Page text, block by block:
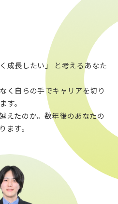
成長したい」 と考えるあなた
く自らの手でキャリアを切り
す。
えたのか。数年後のあなたの
ます。